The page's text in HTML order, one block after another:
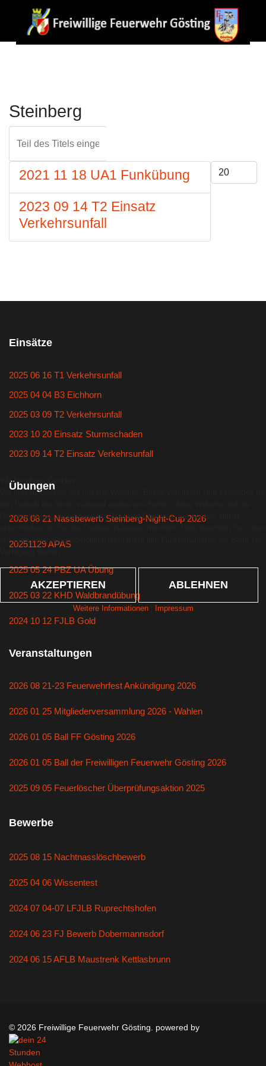
Steinberg
Anzeige #
2021 11 18 UA1 Funkübung
2023 09 14 T2 Einsatz
Verkehrsunfall
Einsätze
2025 06 16 T1 Verkehrsunfall
2025 04 04 B3 Eichhorn
2025 03 09 T2 Verkehrsunfall
2023 10 20 Einsatz Sturmschaden
2023 09 14 T2 Einsatz Verkehrsunfall
Übungen
2026 08 21 Nassbewerb Steinberg-Night-Cup 2026
20251129 APAS
2025 05 24 PBZ UA Übung
2025 03 22 KHD Waldbrandübung
2024 10 12 FJLB Gold
Veranstaltungen
2026 08 21-23 Feuerwehrfest Ankündigung 2026
2026 01 25 Mitgliederversammlung 2026 - Wahlen
2026 01 05 Ball FF Gösting 2026
2026 01 05 Ball der Freiwilligen Feuerwehr Gösting 2026
2025 09 05 Feuerlöscher Überprüfungsaktion 2025
Bewerbe
2025 08 15 Nachtnasslöschbewerb
2025 04 06 Wissentest
2024 07 04-07 LFJLB Ruprechtshofen
2024 06 23 FJ Bewerb Dobermannsdorf
2024 06 15 AFLB Maustrenk Kettlasbrunn
© 2026 Freiwillige Feuerwehr Gösting. powered by
Wir benutzen Cookies
Wir nutzen Cookies auf unserer Website. Einige von ihnen sind essenziell für
Nutzererfahrung zu verbessern (Tracking Cookies). Sie können selbst
bei einer Ablehnung womöglich nicht mehr alle Funktionalitäten der Seite zur
AKZEPTIEREN ABLEHNEN
Weitere Informationen| Impressum